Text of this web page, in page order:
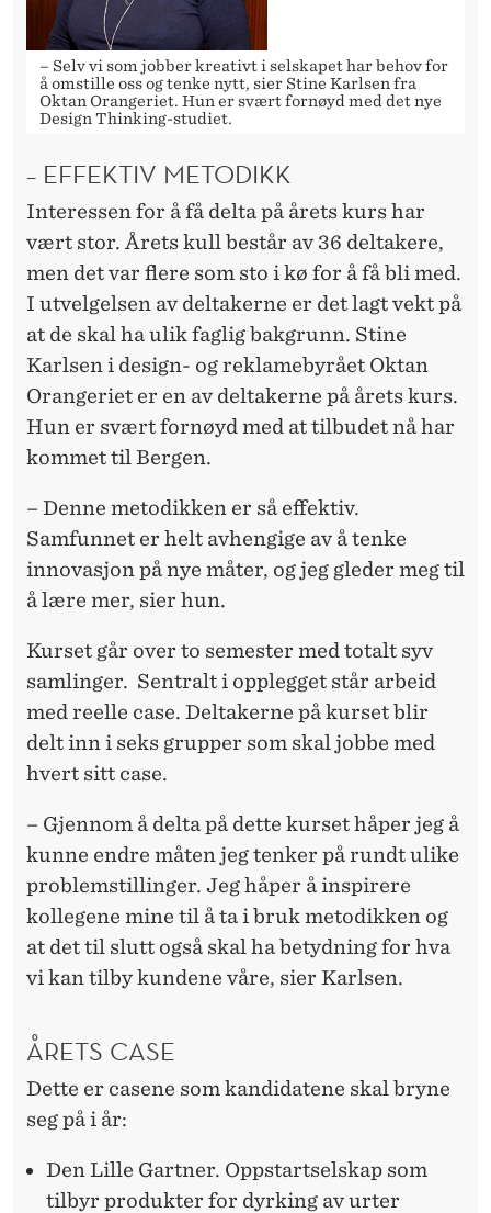
– Selv vi som jobber kreativt i selskapet har behov for
å omstille oss og tenke nytt, sier Stine Karlsen fra
Oktan Orangeriet. Hun er svært fornøyd med det nye
Design Thinking-studiet.
– EFFEKTIV METODIKK
Interessen for å få delta på årets kurs har
vært stor. Årets kull består av 36 deltakere,
men det var flere som sto i kø for å få bli med.
I utvelgelsen av deltakerne er det lagt vekt på
at de skal ha ulik faglig bakgrunn. Stine
Karlsen i design- og reklamebyrået Oktan
Orangeriet er en av deltakerne på årets kurs.
Hun er svært fornøyd med at tilbudet nå har
kommet til Bergen.
– Denne metodikken er så effektiv.
Samfunnet er helt avhengige av å tenke
innovasjon på nye måter, og jeg gleder meg til
å lære mer, sier hun.
Kurset går over to semester med totalt syv
samlinger. Sentralt i opplegget står arbeid
med reelle case. Deltakerne på kurset blir
delt inn i seks grupper som skal jobbe med
hvert sitt case.
– Gjennom å delta på dette kurset håper jeg å
kunne endre måten jeg tenker på rundt ulike
problemstillinger. Jeg håper å inspirere
kollegene mine til å ta i bruk metodikken og
at det til slutt også skal ha betydning for hva
vi kan tilby kundene våre, sier Karlsen.
ÅRETS CASE
Dette er casene som kandidatene skal bryne
seg på i år:
Den Lille Gartner. Oppstartselskap som
tilbyr produkter for dyrking av urter